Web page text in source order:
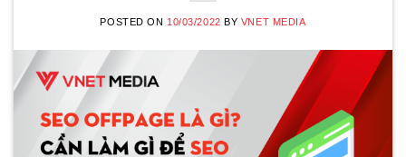
POSTED ON 10/03/2022 BY VNET MEDIA